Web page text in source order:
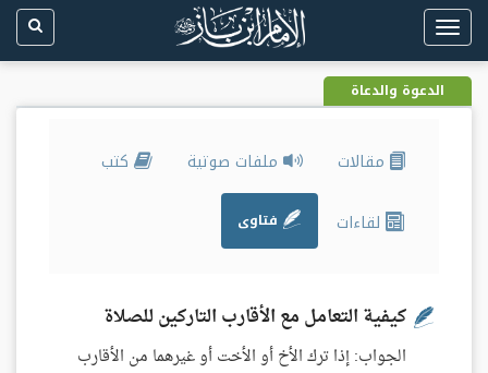
Toggle
navigation
الدعوة والدعاة
مقالات ملفات صوتية كتب
لقاءات فتاوى
كيفية التعامل مع الأقارب التاركين للصلاة
الجواب: إذا ترك الأخ أو الأخت أو غيرهما من الأقارب